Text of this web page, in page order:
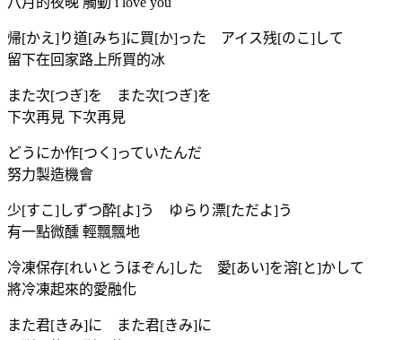
帰[かえ]り道[みち]に買[か]った アイス残[のこ]して
留下在回家路上所買的冰
また次[つぎ]を また次[つぎ]を
下次再見 下次再見
どうにか作[つく]っていたんだ
努力製造機會
少[すこ]しずつ酔[よ]う ゆらり漂[ただよ]う
有一點微醺 輕飄飄地
冷凍保存[れいとうほぞん]した 愛[あい]を溶[と]かして
將冷凍起來的愛融化
また君[きみ]に また君[きみ]に